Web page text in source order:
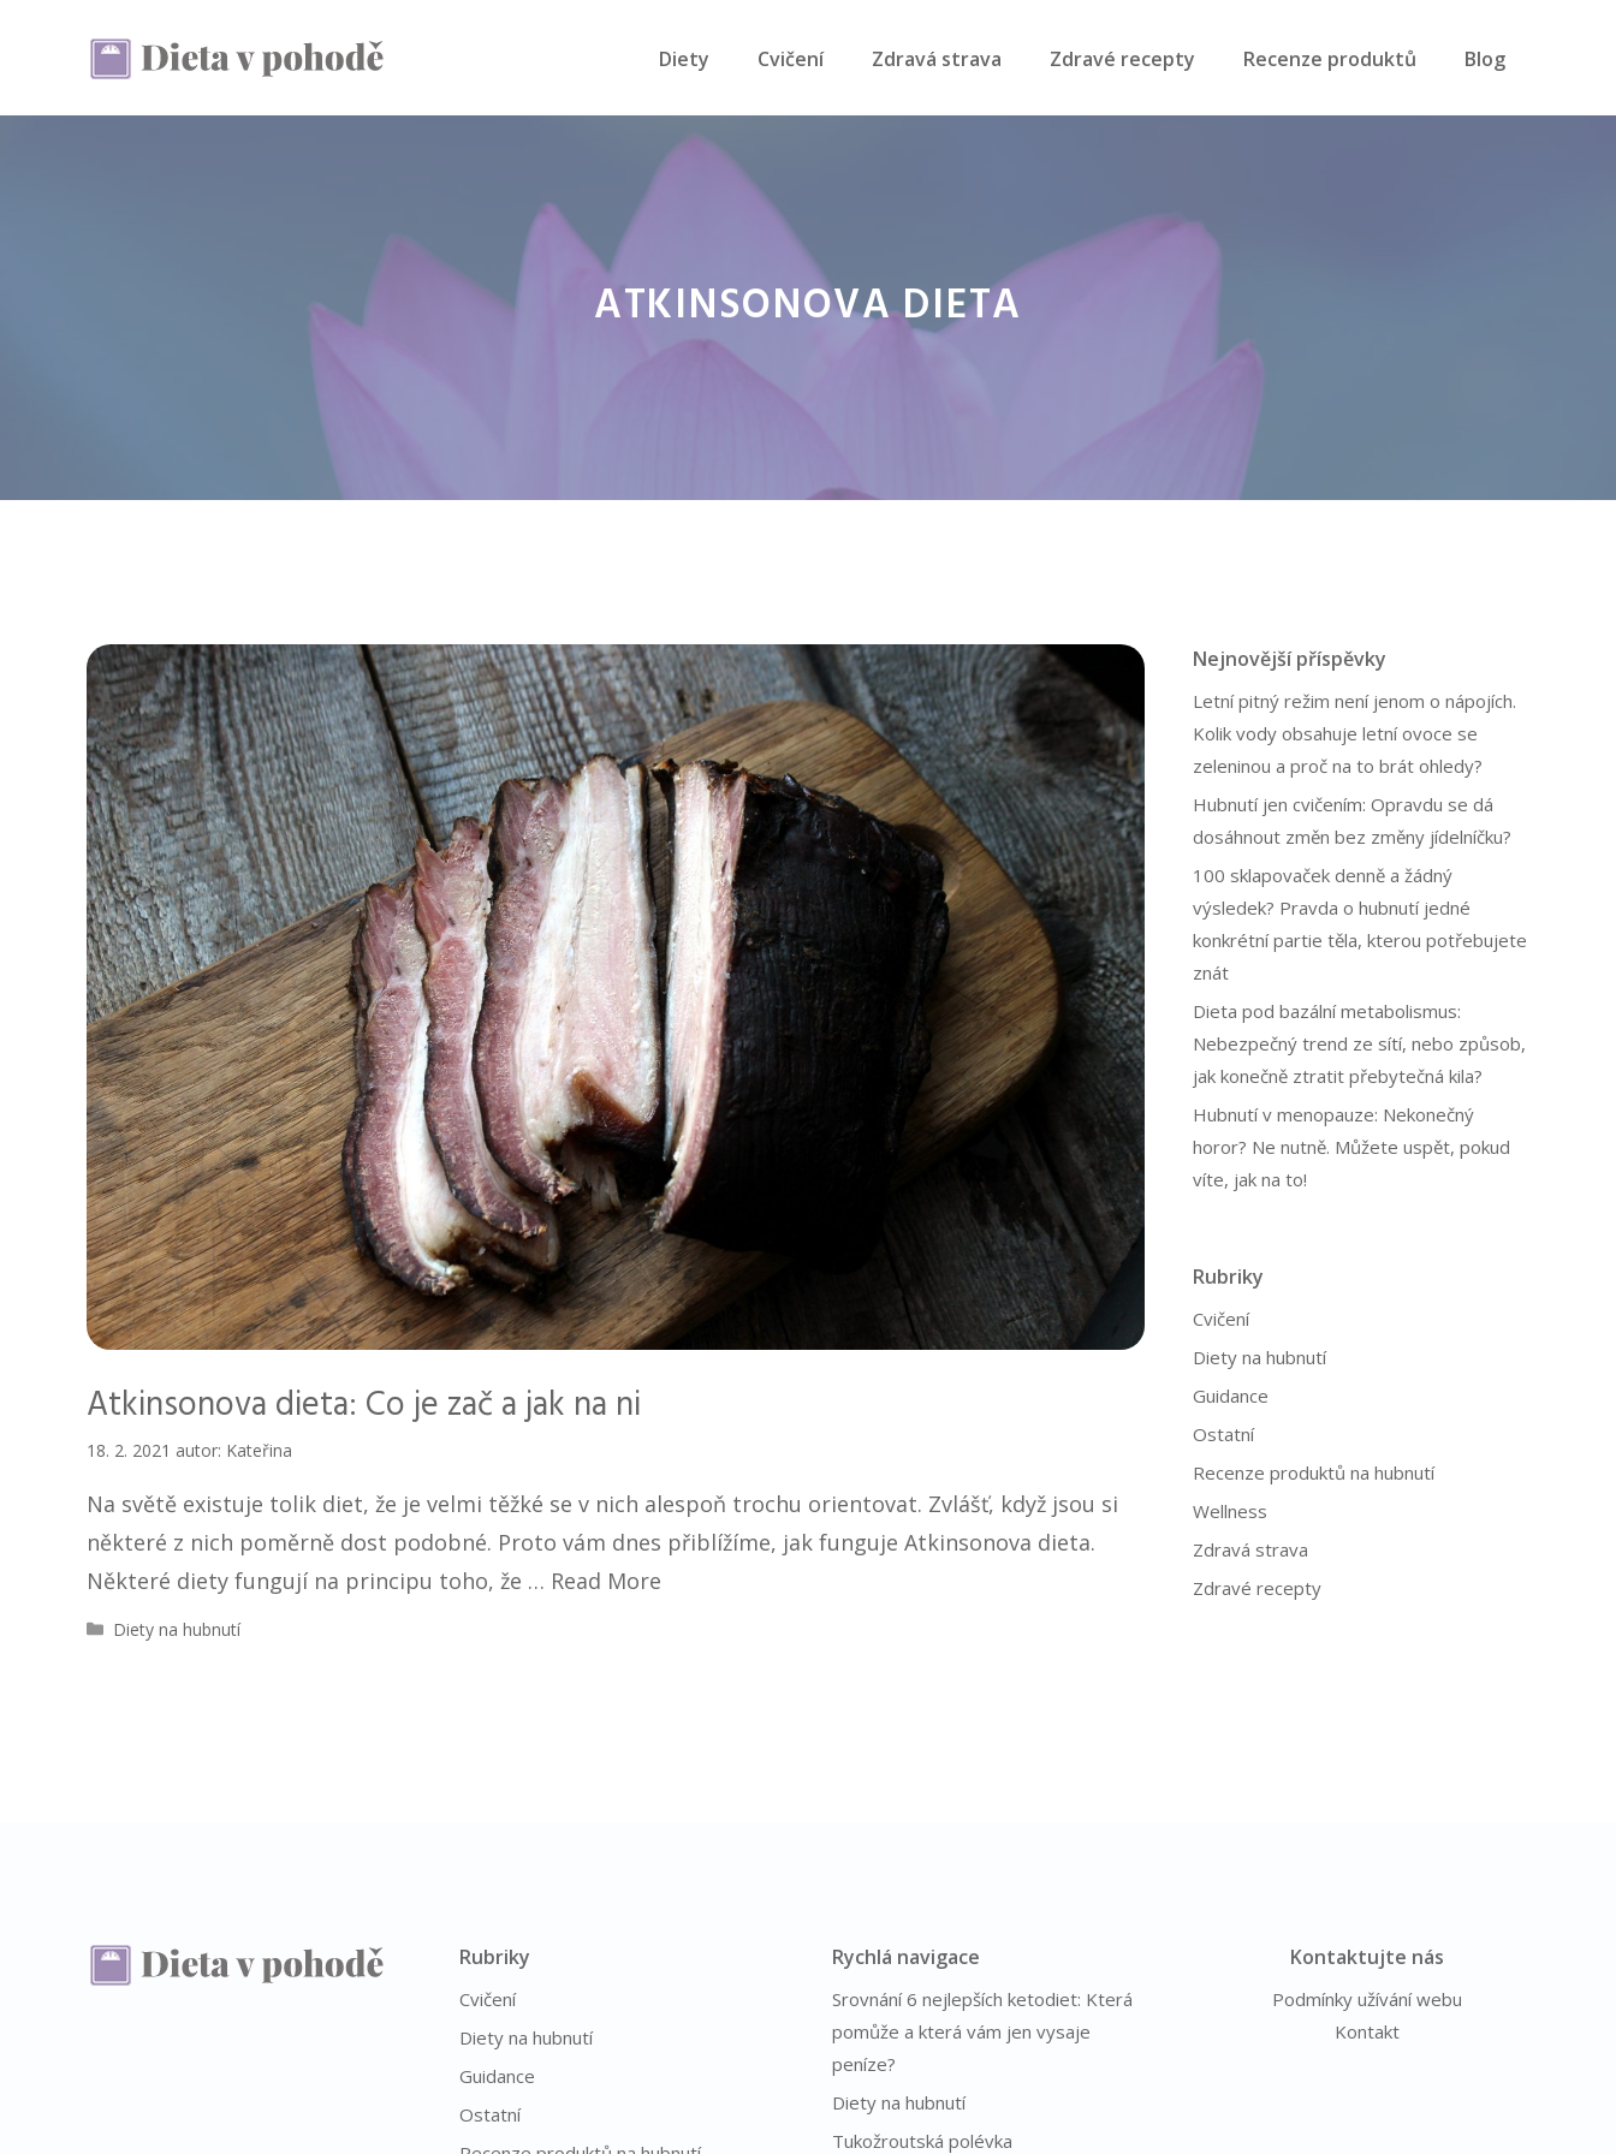
Diety Cvičení Zdravá strava Zdravé recepty Recenze produktů Blog
ATKINSONOVA DIETA
Atkinsonova dieta: Co je zač a jak na ni
18. 2. 2021 autor: Kateřina
Na světě existuje tolik diet, že je velmi těžké se v nich alespoň trochu orientovat. Zvlášť, když jsou si
některé z nich poměrně dost podobné. Proto vám dnes přiblížíme, jak funguje Atkinsonova dieta.
Některé diety fungují na principu toho, že … Read More
R
Diety na hubnutí
Nejnovější příspěvky
Letní pitný režim není jenom o nápojích.
Kolik vody obsahuje letní ovoce se
zeleninou a proč na to brát ohledy?
Hubnutí jen cvičením: Opravdu se dá
dosáhnout změn bez změny jídelníčku?
100 sklapovaček denně a žádný
výsledek? Pravda o hubnutí jedné
konkrétní partie těla, kterou potřebujete
znát
Dieta pod bazální metabolismus:
Nebezpečný trend ze sítí, nebo způsob,
jak konečně ztratit přebytečná kila?
Hubnutí v menopauze: Nekonečný
horor? Ne nutně. Můžete uspět, pokud
víte, jak na to!
Rubriky
Cvičení
Diety na hubnutí
Guidance
Ostatní
Recenze produktů na hubnutí
Wellness
Zdravá strava
Zdravé recepty
Rubriky
Cvičení
Diety na hubnutí
Guidance
Ostatní
Rychlá navigace
Srovnání 6 nejlepších ketodiet: Která
pomůže a která vám jen vysaje
peníze?
Diety na hubnutí
Tukožroutská polévka
Kontaktujte nás
Podmínky užívání webu
Kontakt